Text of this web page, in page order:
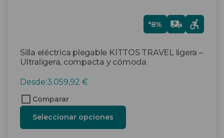
Silla eléctrica plegable KITTOS TRAVEL ligera –
Ultraligera, compacta y cómoda
*8%
Gra
tis
Desde:3.059,92 €
Comparar
Seleccionar opciones